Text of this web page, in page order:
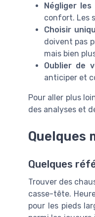
Négliger les
confort. Les
Choisir
doivent pas
mais bien
Oublier de
anticiper et
Pour aller plus
des analyses et
Quelques
Quelques
Trouver des
casse-tête.
pour les pieds